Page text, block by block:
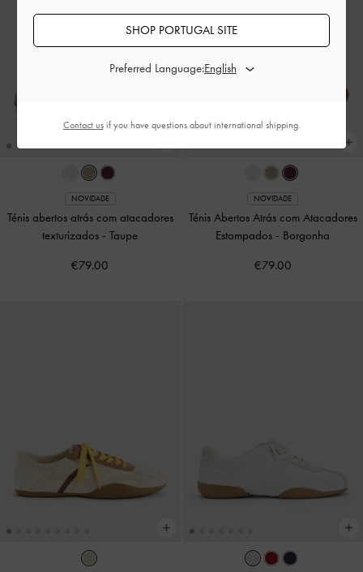
NOVIDADE
Ténis abertos atrás com atacadores
texturizados -Taupe
€79.00
NOVIDADE
Ténis Abertos Atrás com Atacadores
Estampados - Borgonha
€79.00
SHOP PORTUGAL SITE
Preferred Language:
Contact usif you have questions about international shipping.